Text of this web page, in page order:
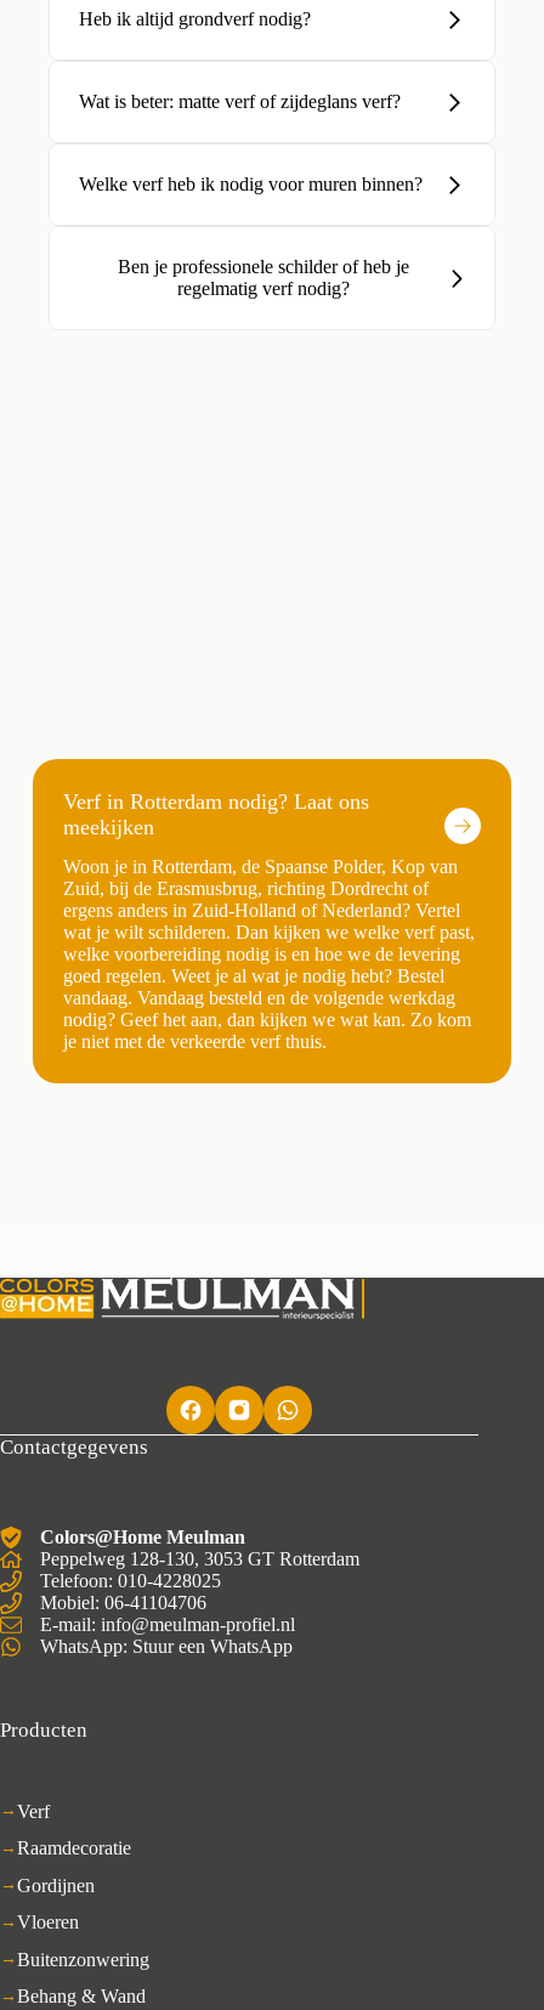
Heb ik altijd grondverf nodig?
Wat is beter: matte verf of zijdeglans verf?
Welke verf heb ik nodig voor muren binnen?
Ben je professionele schilder of heb je
regelmatig verf nodig?
Verf in Rotterdam nodig? Laat ons
meekijken
Woon je in Rotterdam, de Spaanse Polder, Kop van
Zuid, bij de Erasmusbrug, richting Dordrecht of
ergens anders in Zuid-Holland of Nederland? Vertel
wat je wilt schilderen. Dan kijken we welke verf past,
welke voorbereiding nodig is en hoe we de levering
goed regelen. Weet je al wat je nodig hebt? Bestel
vandaag. Vandaag besteld en de volgende werkdag
nodig? Geef het aan, dan kijken we wat kan. Zo kom
je niet met de verkeerde verf thuis.
Contactgegevens
Colors@Home Meulman
Peppelweg 128-130, 3053 GT Rotterdam
Telefoon: 010-4228025
Mobiel: 06-41104706
E-mail: info@meulman-profiel.nl
WhatsApp: Stuur een WhatsApp
Producten
Verf
Raamdecoratie
Gordijnen
Vloeren
Buitenzonwering
Behang & Wand